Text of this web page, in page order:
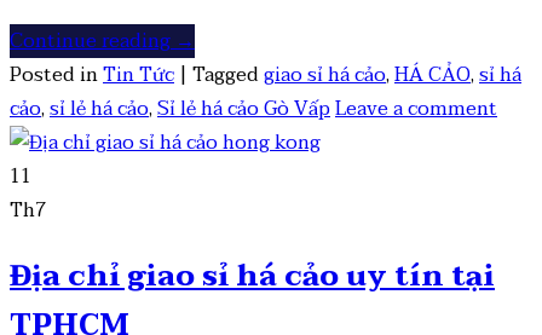
Continue reading→
Posted inTin Tức | Taggedgiao sỉ há cảo,HÁ CẢO,sỉ há
cảo,sỉ lẻ há cảo,Sỉ lẻ há cảo Gò VấpLeave a comment
11
Th7
Địa chỉ giao sỉ há cảo uy tín tại